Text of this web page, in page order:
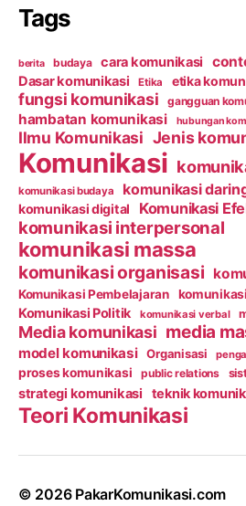
Tags
berita budaya cara komunikasi
Dasar komunikasi Etika etika
fungsi komunikasi gangguan
hambatan komunikasi hubungan
Ilmu Komunikasi Jenis
Komunikasi
komunikasi budaya komunikasi
komunikasi digital Komunikasi
komunikasi interpersonal
komunikasi massa
komunikasi organisasi
Komunikasi Pembelajaran
Komunikasi Politik komunikasi verbal
Media komunikasi media
model komunikasi Organisasi
proses komunikasi public relations
strategi komunikasi teknik
Teori Komunikasi
© 2026 PakarKomunikasi.com